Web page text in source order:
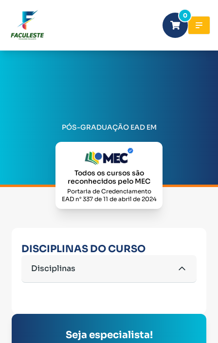
0
PÓS-GRADUAÇÃO EAD EM
Todos os cursos são
reconhecidos pelo MEC
Portaria de Credenciamento
EAD n° 337 de 11 de abril de 2024
DISCIPLINAS DO CURSO
Disciplinas
Seja especialista!